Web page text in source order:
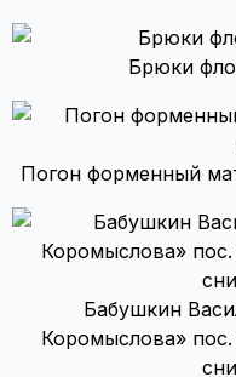
Брюки
Погон форменный
Бабушкин
Коромыслова»